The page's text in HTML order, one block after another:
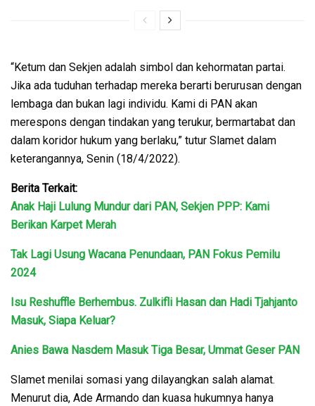
“Ketum dan Sekjen adalah simbol dan kehormatan partai.
Jika ada tuduhan terhadap mereka berarti berurusan dengan
lembaga dan bukan lagi individu. Kami di PAN akan
merespons dengan tindakan yang terukur, bermartabat dan
dalam koridor hukum yang berlaku,” tutur Slamet dalam
keterangannya, Senin (18/4/2022).
Berita Terkait:
Anak Haji Lulung Mundur dari PAN, Sekjen PPP: Kami
Berikan Karpet Merah
Tak Lagi Usung Wacana Penundaan, PAN Fokus Pemilu
2024
Isu Reshuffle Berhembus. Zulkifli Hasan dan Hadi Tjahjanto
Masuk, Siapa Keluar?
Anies Bawa Nasdem Masuk Tiga Besar, Ummat Geser PAN
Slamet menilai somasi yang dilayangkan salah alamat.
Menurut dia, Ade Armando dan kuasa hukumnya hanya